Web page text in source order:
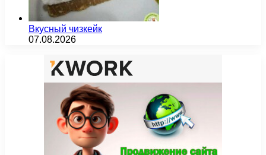
Вкусный чизкейк
07.08.2026